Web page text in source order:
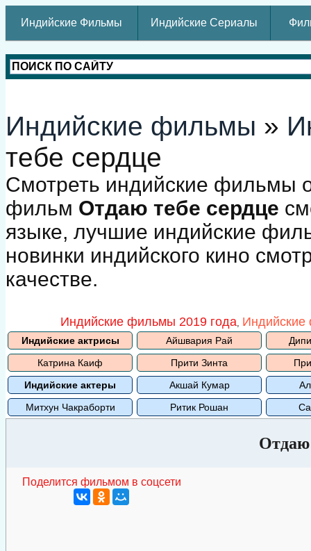
Индийские Фильмы Индийские Сериалы
Индийские фильмы »
тебе сердце
Смотреть индийские фильмы
фильм Отдаю тебе сердце
языке, лучшие индийские
новинки индийского кино
качестве.
Индийские фильмы 2019 года,
Индийские актрисы Айшвария Рай
Катрина Каиф
Прити Зинта
Индийские актеры
Акшай Кумар
Митхун Чакраборти
Ритик Рошан
Отдаю
Поделится фильмом в соцсети